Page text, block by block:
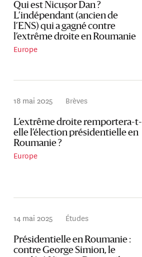
Qui est Nicușor Dan ?
L’indépendant (ancien de
l’ENS) qui a gagné contre
l’extrême droite en Roumanie
Europe
18 mai 2025 Brèves
L’extrême droite remportera-t-
elle l’élection présidentielle en
Roumanie ?
Europe
14 mai 2025 Études
Présidentielle en Roumanie :
contre George Simion, le